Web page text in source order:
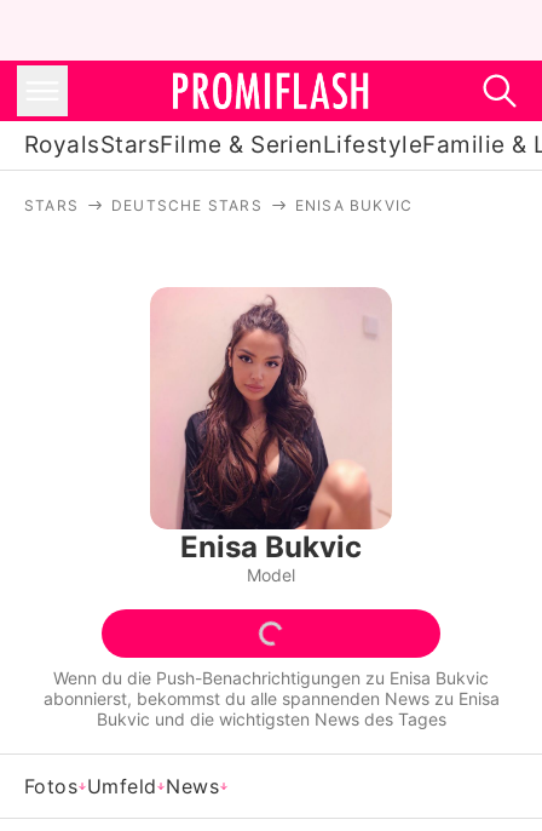
RoyalsStarsFilme & SerienLifestyleFamilie &
Filme & Serien
Lifestyle
Familie & Liebe
Promiflash Exklusiv
Alle Themen auf Promiflash
Jobs
App runterladen
Team
Impressum
STARS DEUTSCHE STARS ENISA BUKVIC
Enisa Bukvic
Model
Wenn du die Push-Benachrichtigungen zu Enisa Bukvic
abonnierst, bekommst du alle spannenden News zu Enisa
Bukvic und die wichtigsten News des Tages
Fotos Umfeld News